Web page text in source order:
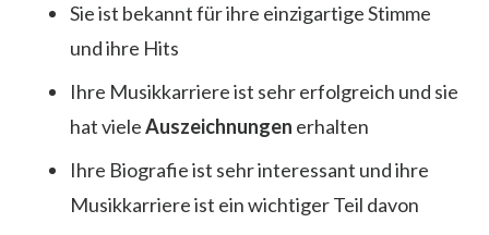
Sie ist bekannt für ihre einzigartige Stimme
und ihre Hits
Ihre Musikkarriere ist sehr erfolgreich und sie
hat vieleAuszeichnungen erhalten
Ihre Biografie ist sehr interessant und ihre
Musikkarriere ist ein wichtiger Teil davon